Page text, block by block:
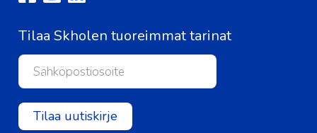
Tilaa Skholen tuoreimmat tarinat
Tilaa uutiskirje